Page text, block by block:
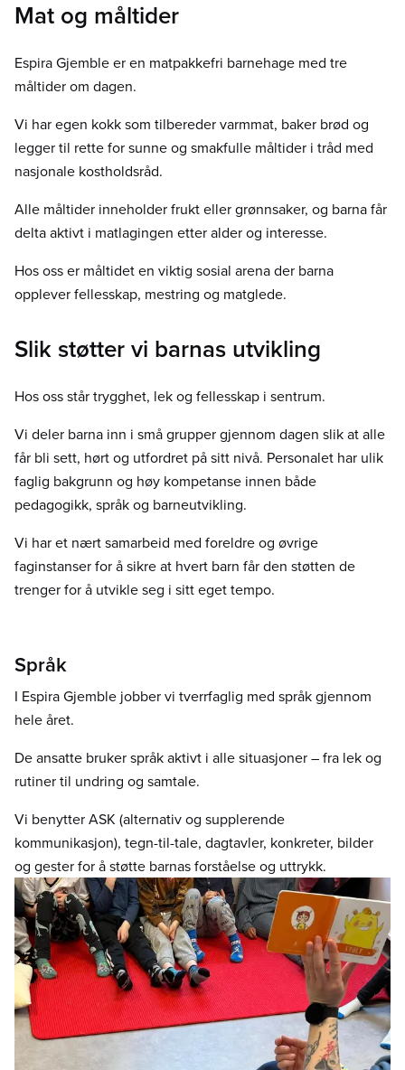
Mat og måltider
Espira Gjemble er en matpakkefri barnehage med tre
måltider om dagen.
Vi har egen kokk som tilbereder varmmat, baker brød og
legger til rette for sunne og smakfulle måltider i tråd med
nasjonale kostholdsråd.
Alle måltider inneholder frukt eller grønnsaker, og barna får
delta aktivt i matlagingen etter alder og interesse.
Hos oss er måltidet en viktig sosial arena der barna
opplever fellesskap, mestring og matglede.
Slik støtter vi barnas utvikling
Hos oss står trygghet, lek og fellesskap i sentrum.
Vi deler barna inn i små grupper gjennom dagen slik at alle
får bli sett, hørt og utfordret på sitt nivå. Personalet har ulik
faglig bakgrunn og høy kompetanse innen både
pedagogikk, språk og barneutvikling.
Vi har et nært samarbeid med foreldre og øvrige
faginstanser for å sikre at hvert barn får den støtten de
trenger for å utvikle seg i sitt eget tempo.
Språk
I Espira Gjemble jobber vi tverrfaglig med språk gjennom
hele året.
De ansatte bruker språk aktivt i alle situasjoner – fra lek og
rutiner til undring og samtale.
Vi benytter ASK (alternativ og supplerende
kommunikasjon), tegn-til-tale, dagtavler, konkreter, bilder
og gester for å støtte barnas forståelse og uttrykk.